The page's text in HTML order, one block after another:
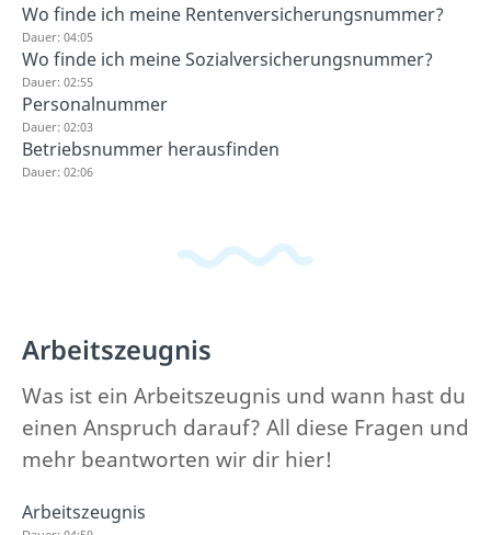
Wo finde ich meine Rentenversicherungsnummer?
Dauer: 04:05
Wo finde ich meine Sozialversicherungsnummer?
Dauer: 02:55
Personalnummer
Dauer: 02:03
Betriebsnummer herausfinden
Dauer: 02:06
Arbeitszeugnis
Was ist ein Arbeitszeugnis und wann hast du
einen Anspruch darauf? All diese Fragen und
mehr beantworten wir dir hier!
Arbeitszeugnis